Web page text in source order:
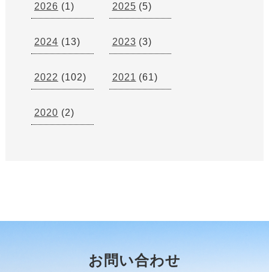
2026 (1) 2025 (5)
2024 (13) 2023 (3)
2022 (102) 2021 (61)
2020 (2)
お問い合わせ